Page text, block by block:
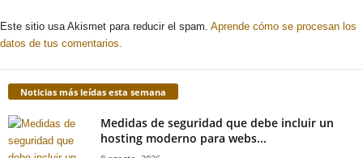
Este sitio usa Akismet para reducir el spam. Aprende cómo se procesan los
datos de tus comentarios.
Noticias más leídas esta semana
Medidas de seguridad que debe incluir un
hosting moderno para webs...